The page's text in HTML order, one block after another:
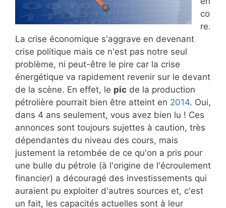
co
re.
La crise économique s'aggrave en devenant
crise politique mais ce n'est pas notre seul
problème, ni peut-être le pire car la crise
énergétique va rapidement revenir sur le devant
de la scène. En effet, le pic de la production
pétrolière pourrait bien être atteint en 2014. Oui,
dans 4 ans seulement, vous avez bien lu ! Ces
annonces sont toujours sujettes à caution, très
dépendantes du niveau des cours, mais
justement la retombée de ce qu'on a pris pour
une bulle du pétrole (à l'origine de l'écroulement
financier) a découragé des investissements qui
auraient pu exploiter d'autres sources et, c'est
un fait, les capacités actuelles sont à leur